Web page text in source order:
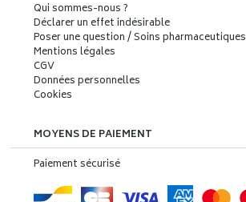
Qui sommes-nous ?
Déclarer un effet indésirable
Poser une question / Soins pharmaceutiques
Mentions légales
CGV
Données personnelles
Cookies
MOYENS DE PAIEMENT
Paiement sécurisé